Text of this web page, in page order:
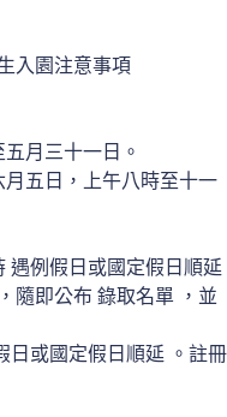
入園注意事項
月三十一日。
五日，上午八時至十一
遇例假日或國定假日順延
隨即公布 錄取名單 ，並
日或國定假日順延 。註冊